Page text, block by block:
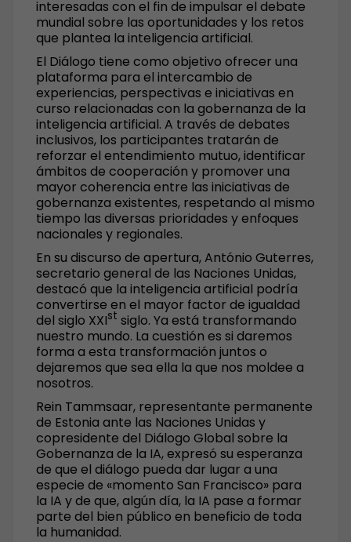
interesadas con el fin de impulsar el debate
mundial sobre las oportunidades y los retos
que plantea la inteligencia artificial.
El Diálogo tiene como objetivo ofrecer una
plataforma para el intercambio de
experiencias, perspectivas e iniciativas en
curso relacionadas con la gobernanza de la
inteligencia artificial. A través de debates
inclusivos, los participantes tratarán de
reforzar el entendimiento mutuo, identificar
ámbitos de cooperación y promover una
mayor coherencia entre las iniciativas de
gobernanza existentes, respetando al mismo
tiempo las diversas prioridades y enfoques
nacionales y regionales.
En su discurso de apertura, António Guterres,
secretario general de las Naciones Unidas,
destacó que la inteligencia artificial podría
convertirse en el mayor factor de igualdad
del siglo XXIst siglo. Ya está transformando
nuestro mundo. La cuestión es si daremos
forma a esta transformación juntos o
dejaremos que sea ella la que nos moldee a
nosotros.
Rein Tammsaar, representante permanente
de Estonia ante las Naciones Unidas y
copresidente del Diálogo Global sobre la
Gobernanza de la IA, expresó su esperanza
de que el diálogo pueda dar lugar a una
especie de «momento San Francisco» para
la IA y de que, algún día, la IA pase a formar
parte del bien público en beneficio de toda
la humanidad.